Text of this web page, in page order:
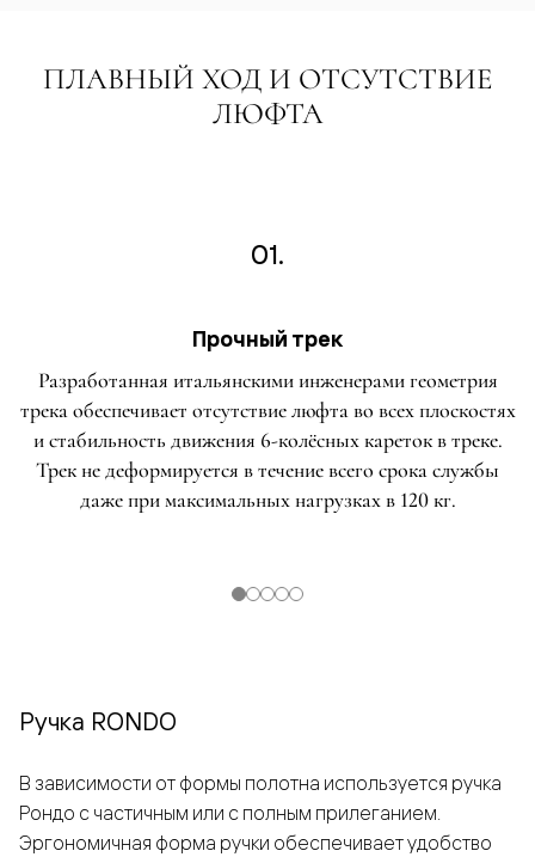
ПЛАВНЫЙ ХОД И ОТСУТСТВИЕ
ЛЮФТА
01.
Прочный трек
Разработанная итальянскими инженерами геометрия
трека обеспечивает отсутствие люфта во всех плоскостях
и стабильность движения 6-колёсных кареток в треке.
Трек не деформируется в течение всего срока службы
даже при максимальных нагрузках в 120 кг.
Ручка RONDO
В зависимости от формы полотна используется ручка
Рондо с частичным или с полным прилеганием.
Эргономичная форма ручки обеспечивает удобство